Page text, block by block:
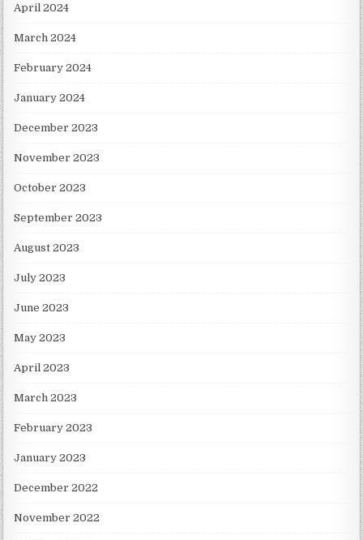
April 2024
March 2024
February 2024
January 2024
December 2023
November 2023
October 2023
September 2023
August 2023
July 2023
June 2023
May 2023
April 2023
March 2023
February 2023
January 2023
December 2022
November 2022